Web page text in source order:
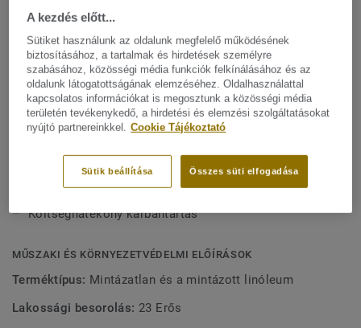
Felületvédelemmel rendelkezik, hogy nagy tartósságot és
költséghatékony karbantartást biztosítson. Igény esetén
színenként legalább 350 m²-es mennyiség esetén xf²
felületvédelemmel is rendelhető.Lumaflex alátétrendszerrel
kombinálható, hogy különböző sporttevékenységekhez is
megfelelő teljesítményt nyújtson.
Mutasson többet
FŐBB JELLEMZŐK
Olaszországban készül
Rendkívül ellenálló a kopással a benyomódással
szemben
Helyszíni felületkezelés
A Lumaflex alátétrendszerrel kombinálható
Költséghatékony karbantartás
MŰSZAKI ÉS KÖRNYEZETVÉDELMI ELŐÍRÁSOK
Terméktípus: Mintázatlan és a mintázott linóleum
Lakossági besorolás: 23 Erős
A kezdés előtt...
Sütiket használunk az oldalunk megfelelő működésének
biztosításához, a tartalmak és hirdetések személyre
szabásához, közösségi média funkciók felkínálásához és az
oldalunk látogatottságának elemzéséhez. Oldalhasználattal
kapcsolatos információkat is megosztunk a közösségi média
területén tevékenykedő, a hirdetési és elemzési szolgáltatásokat
nyújtó partnereinkkel. Cookie Tájékoztató
Összes süti elfogadása
Sütik beállítása